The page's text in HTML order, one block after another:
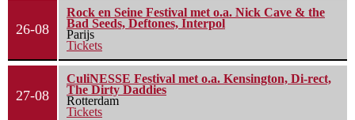
26-08
Rock en Seine Festival met o.a. Nick Cave & the
Bad Seeds, Deftones, Interpol
Parijs
Tickets
27-08
CuliNESSE Festival met o.a. Kensington, Di-rect,
The Dirty Daddies
Rotterdam
Tickets